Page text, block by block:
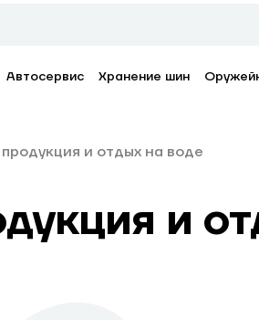
Автосервис Хранение шин
и отдых на воде
и